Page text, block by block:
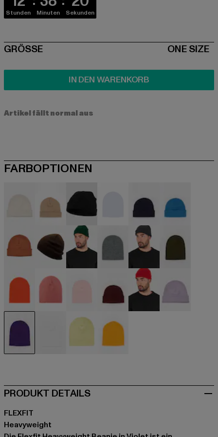
Stunden Minuten Sekunden
SIZE
GRÖSSE ONE SIZE
IN DEN WARENKORB
Artikel fällt normal aus
FARBOPTIONEN
schwarz blau
braun grau
orange pink
PRODUKT DETAILS
FLEXFIT
Heavyweight